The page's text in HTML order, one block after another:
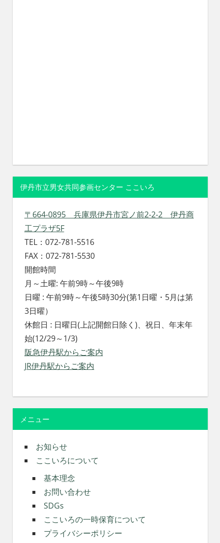
伊丹市立男女共同参画センター ここいろ
〒664-0895 兵庫県伊丹市宮ノ前2-2-2 伊丹商
工プラザ5F
TEL：072-781-5516
FAX：072-781-5530
開館時間
月～土曜: 午前9時～午後9時
日曜 : 午前9時～午後5時30分(第1日曜・5月は第
3日曜）
休館日 : 日曜日(上記開館日除く)、祝日、年末年
始(12/29～1/3)
阪急伊丹駅からご案内
JR伊丹駅からご案内
メニュー
お知らせ
ここいろについて
基本理念
お問い合わせ
SDGs
ここいろの一時保育について
プライバシーポリシー